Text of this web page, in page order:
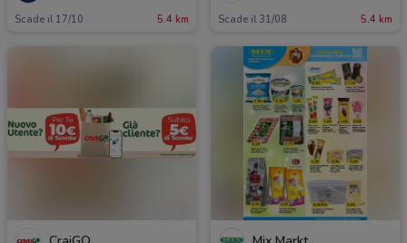
Scade il 17/10 5.4 km Scade il 31/08 5.4 km